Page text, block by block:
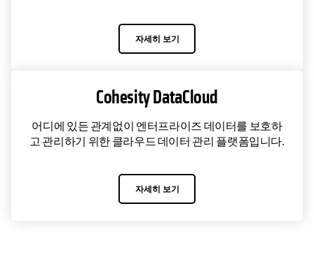
자세히 보기
Cohesity DataCloud
어디에 있든 관계없이 엔터프라이즈 데이터를 보호하
고 관리하기 위한 클라우드 데이터 관리 플랫폼입니다.
자세히 보기